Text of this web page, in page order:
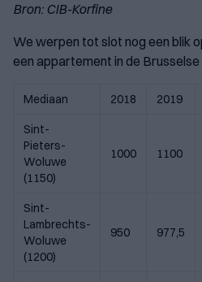
Bron: CIB-Korfine
We werpen tot slot nog een blik
een appartement in de
Mediaan 2018 2019
Sint-
Pieters-
Woluwe
(1150)
1000 1100
Sint-
Lambrechts-
Woluwe
(1200)
950 977,5